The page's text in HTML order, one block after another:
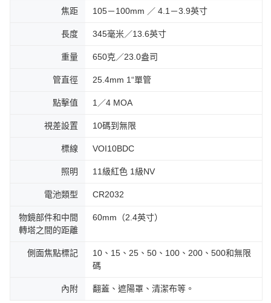
焦距 105－100mm ／ 4.1－3.9英寸
長度 345毫米／13.6英寸
重量 650克／23.0盎司
管直徑 25.4mm 1“單管
點擊值 1／4 MOA
視差設置 10碼到無限
標線 VOI10BDC
照明 11級紅色 1級NV
電池類型 CR2032
物鏡部件和中間
轉塔之間的距離
60mm（2.4英寸）
側面焦點標記
10、15、25、50、100、200、500和無限
碼
內附 翻蓋、遮陽罩、清潔布等。